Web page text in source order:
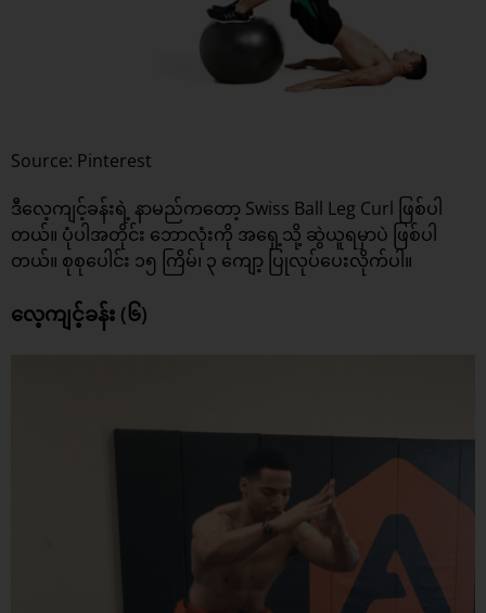
Source: Pinterest
ဒီလေ့ကျင့်ခန်းရဲ့ နာမည်ကတော့ Swiss Ball Leg Curl ဖြစ်ပါ
တယ်။ ပုံပါအတိုင်း ဘောလုံးကို အရှေ့သို့ ဆွဲယူရမှာပဲ ဖြစ်ပါ
တယ်။ စုစုပေါင်း ၁၅ ကြိမ်၊ ၃ ကျော့ ပြုလုပ်ပေးလိုက်ပါ။
လေ့ကျင့်ခန်း (၆)